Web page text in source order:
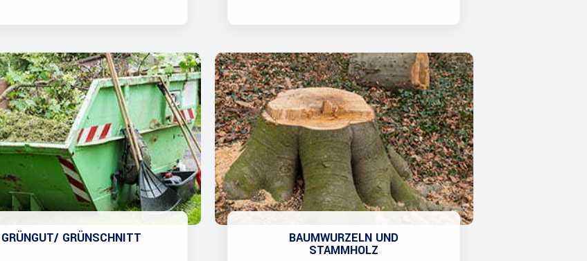
GRÜNGUT/ GRÜNSCHNITT BAUMWURZELN UND
STAMMHOLZ